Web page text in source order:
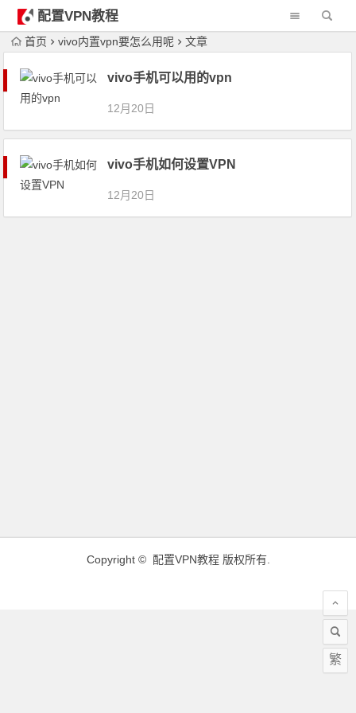
配置VPN教程
首页 vivo内置vpn要怎么用呢 文章
vivo手机可以用的vpn
12月20日
vivo手机如何设置VPN
12月20日
Copyright © 配置VPN教程版权所有.
繁